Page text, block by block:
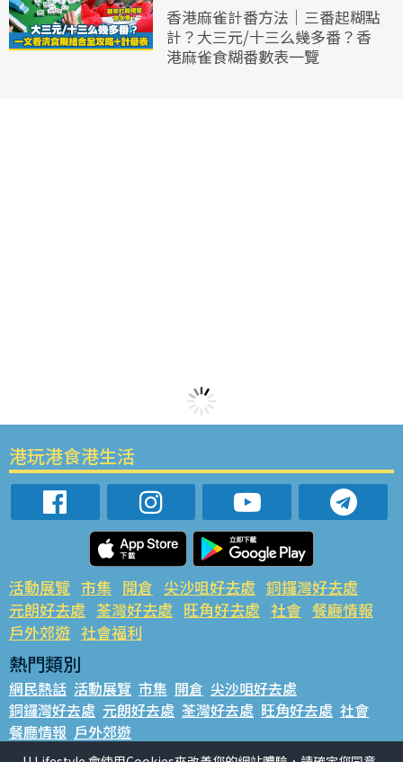
香港麻雀計番方法｜三番起糊點
計？大三元/十三么幾多番？香
港麻雀食糊番數表一覽
港玩港食港生活
活動展覽 市集 開倉 尖沙咀好去處 銅鑼灣好去處
元朗好去處 荃灣好去處 旺角好去處 社會 餐廳情報
戶外郊遊 社會福利
熱門類別
網民熱話 活動展覽 市集 開倉 尖沙咀好去處
銅鑼灣好去處 元朗好去處 荃灣好去處 旺角好去處 社會
餐廳情報 戶外郊遊